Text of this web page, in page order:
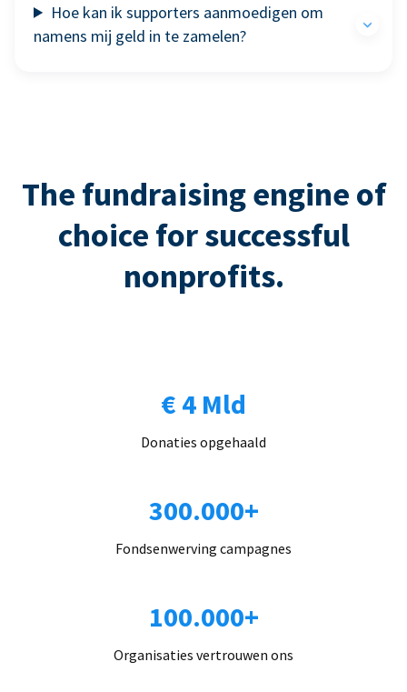
Hoe kan ik supporters aanmoedigen om
namens mij geld in te zamelen?
The fundraising engine of
choice for successful
nonprofits.
€ 4 Mld
Donaties opgehaald
300.000+
Fondsenwerving campagnes
100.000+
Organisaties vertrouwen ons